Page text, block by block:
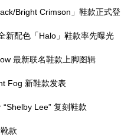
Bright Crimson」鞋款正式登
新配色「Halo」鞋款率先曝光
最新联名鞋款上脚图辑
Fog 新鞋款发表
Lee” 复刻鞋款
款